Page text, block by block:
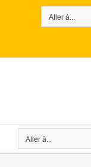
Aller à...
Aller à...